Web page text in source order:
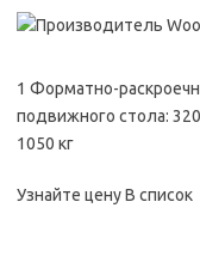
1 Форматно-
подвижного стола:
1050 кг
Узнайте цену В список